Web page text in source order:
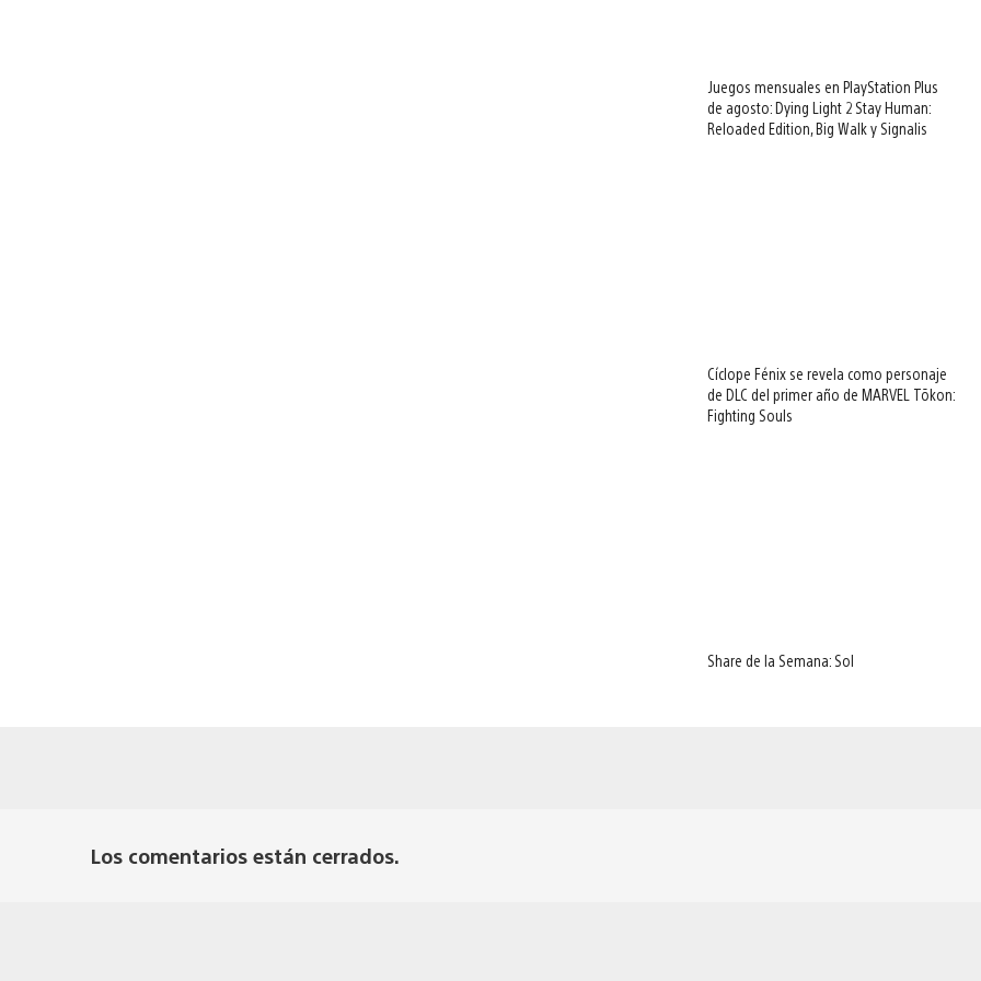
Juegos mensuales en PlayStation Plus
de agosto: Dying Light 2 Stay Human:
Reloaded Edition, Big Walk y Signalis
Cíclope Fénix se revela como personaje
de DLC del primer año de MARVEL Tōkon:
Fighting Souls
Share de la Semana: Sol
Los comentarios están cerrados.